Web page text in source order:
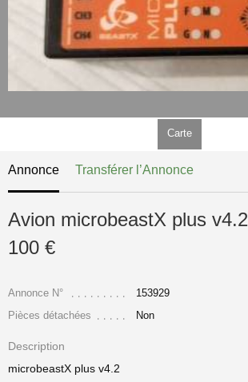
Carte
Annonce Transférer l’Annonce
Avion microbeastX plus v4.2
100 €
Annonce N°
153929
Pièces détachées
Non
Description
microbeastX plus v4.2